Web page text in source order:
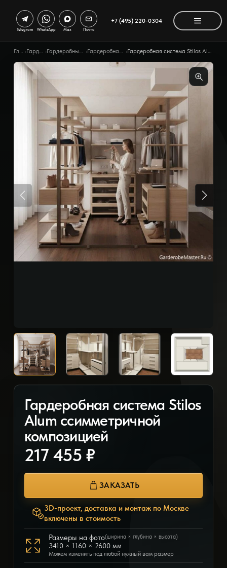
+7 (495) 220-0304
Telegram WhatsApp Max Почта
Главная › Гардеробные › Гардеробные по помещению › Гардеробная система Stilos › Гардеробная система Stilos Alum ссимметричной композицией
Гардеробная система Stilos
Alum ссимметричной
композицией
217 455 ₽
ЗАКАЗАТЬ
3D-проект, доставка и монтаж по Москве
включены в стоимость
Размеры на фото(ширина × глубина × высота)
3410 × 1160 × 2600 мм
Можем изменить под любой нужный вам размер